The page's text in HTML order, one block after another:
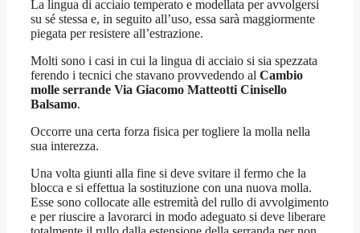
La lingua di acciaio temperato e modellata per avvolgersi
su sé stessa e, in seguito all’uso, essa sarà maggiormente
piegata per resistere all’estrazione.
Molti sono i casi in cui la lingua di acciaio si sia spezzata
ferendo i tecnici che stavano provvedendo al Cambio
molle serrande Via Giacomo Matteotti Cinisello
Balsamo.
Occorre una certa forza fisica per togliere la molla nella
sua interezza.
Una volta giunti alla fine si deve svitare il fermo che la
blocca e si effettua la sostituzione con una nuova molla.
Esse sono collocate alle estremità del rullo di avvolgimento
e per riuscire a lavorarci in modo adeguato si deve liberare